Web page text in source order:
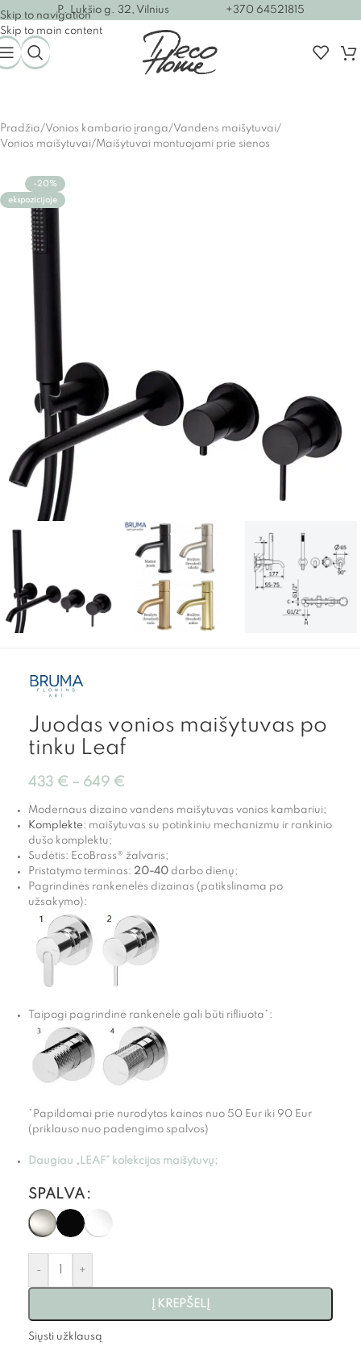
Skip to navigation
Skip to main content
P. Lukšio g. 32, Vilnius +370 64521815
Pradžia/Vonios kambario įranga/Vandens maišytuvai/
Vonios maišytuvai/Maišytuvai montuojami prie sienos
-20%
ekspozicijoje
Juodas vonios maišytuvas po
tinku Leaf
433 € – 649 €
Modernaus dizaino vandens maišytuvas vonios kambariui;
Komplekte: maišytuvas su potinkiniu mechanizmu ir rankinio
dušo komplektu;
Sudėtis: EcoBrass® žalvaris;
Pristatymo terminas: 20-40 darbo dienų;
Pagrindinės rankenelės dizainas (patikslinama po
užsakymo):
Taipogi pagrindinė rankenėlė gali būti rifliuota*:
*Papildomai prie nurodytos kainos nuo 50 Eur iki 90 Eur
(priklauso nuo padengimo spalvos)
Daugiau „LEAF” kolekcijos maišytuvų;
SPALVA
- +
Į KREPŠELĮ
Siųsti užklausą